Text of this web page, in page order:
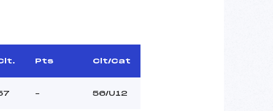
Pts Clt/Cat
– 56/U12